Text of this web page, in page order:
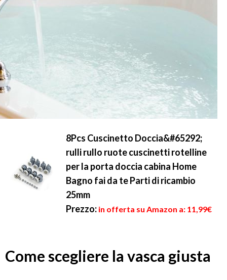
8Pcs Cuscinetto Doccia&#65292;
rulli rullo ruote cuscinetti rotelline
per la porta doccia cabina Home
Bagno fai da te Parti di ricambio
25mm
Prezzo: in offerta su Amazon a: 11,99€
Come scegliere la vasca giusta